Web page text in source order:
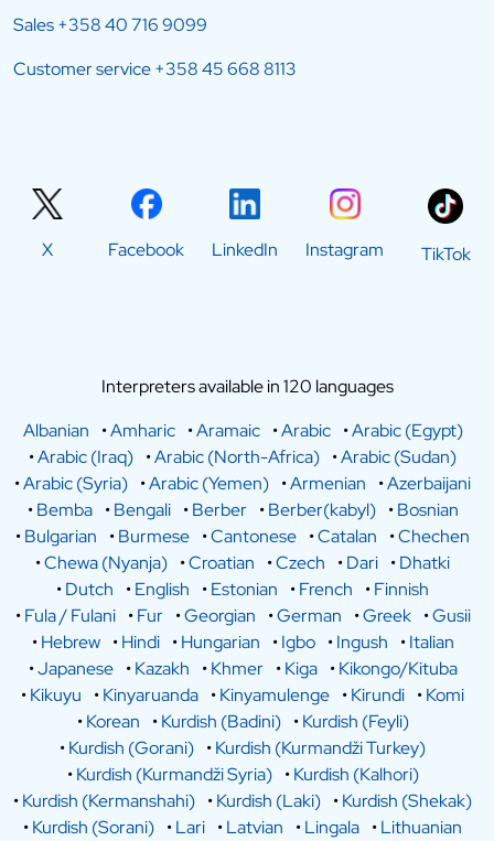
Sales+358 40 716 9099
Customer service+358 45 668 8113
X Facebook LinkedIn Instagram TikTok
Interpreters available in 120 languages
Albanian
•Amharic •Aramaic •Arabic •Arabic (Egypt)
•Arabic (Iraq) •Arabic (North-Africa) •Arabic (Sudan)
•Arabic (Syria) •Arabic (Yemen) •Armenian •Azerbaijani
•Bemba •Bengali •Berber •Berber(kabyl) •Bosnian
•Bulgarian •Burmese •Cantonese •Catalan •Chechen
•Chewa (Nyanja) •Croatian •Czech •Dari •Dhatki
•Dutch •English •Estonian •French •Finnish
•Fula / Fulani •Fur •Georgian •German •Greek •Gusii
•Hebrew •Hindi •Hungarian •Igbo •Ingush •Italian
•Japanese •Kazakh •Khmer •Kiga •Kikongo/Kituba
•Kikuyu •Kinyaruanda •Kinyamulenge •Kirundi •Komi
•Korean •Kurdish (Badini) •Kurdish (Feyli)
•Kurdish (Gorani) •Kurdish (Kurmandži Turkey)
•Kurdish (Kurmandži Syria) •Kurdish (Kalhori)
•Kurdish (Kermanshahi) •Kurdish (Laki) •Kurdish (Shekak)
•Kurdish (Sorani) •Lari •Latvian •Lingala •Lithuanian